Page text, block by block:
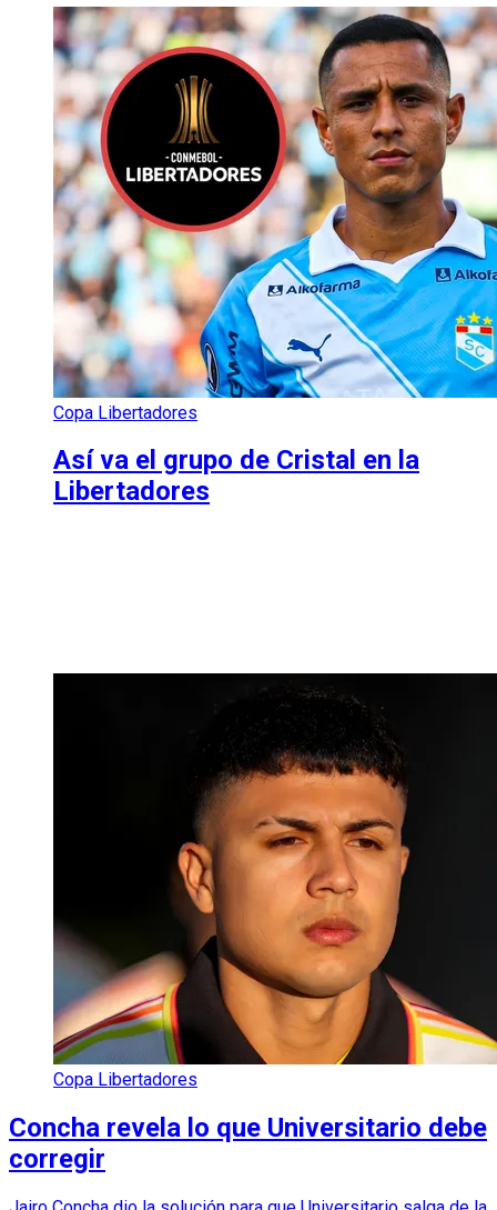
Copa Libertadores
Así va el grupo de Cristal en la
Libertadores
Copa Libertadores
Concha revela lo que Universitario debe
corregir